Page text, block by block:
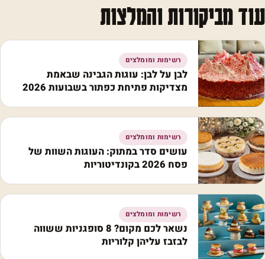
עוד מביקורות והמלצות
רשימות ומומלצים
לבן על לבן: עוגות הגבינה שבאמת
מצדיקות פתיחת כפתור בשבועות 2026
רשימות ומומלצים
עושים סדר במתוק: העוגות השוות של
פסח 2026 בקונדיטוריות
רשימות ומומלצים
נשאר לכם מקום? 8 סופגניות ששווה
לבזבז עליהן קלוריות